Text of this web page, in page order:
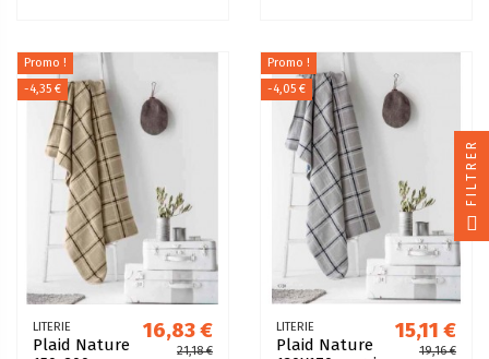
Promo !
-4,35 €
LITERIE
Plaid Nature
16,83 €
21,18 €
Promo !
-4,05 €
LITERIE
Plaid Nature
15,11 €
19,16 €
FILTRER